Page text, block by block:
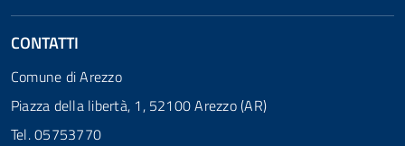
CONTATTI
Comune di Arezzo
Piazza della libertà, 1, 52100 Arezzo (AR)
Tel. 05753770